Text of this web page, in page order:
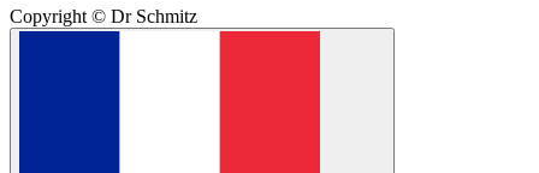
Copyright © Dr Schmitz